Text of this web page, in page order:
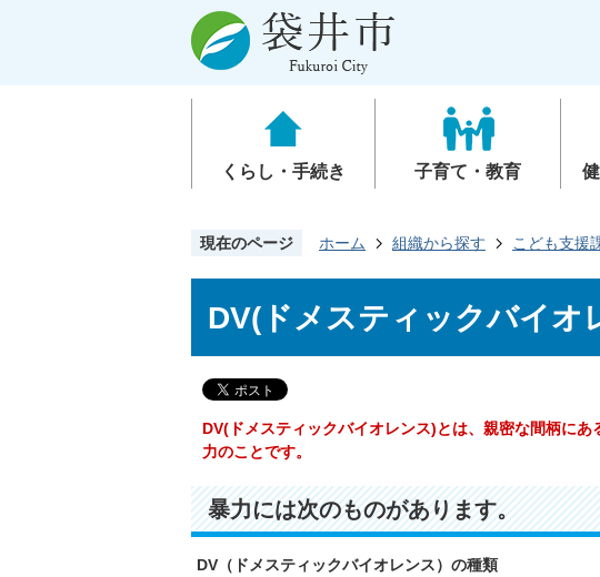
くらし・手続き 子育て・教育
現在のページ ホーム 組織から探す こども支援
DV(ドメスティックバイオ
DV(ドメスティックバイオレンス)とは、親密な間柄に
力のことです。
暴力には次のものがあります。
DV（ドメスティックバイオレンス）の種類